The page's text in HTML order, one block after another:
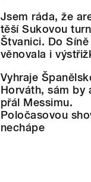
Jsem ráda, že
těší Sukovou
Štvanici. Do Síně
věnovala i
Vyhraje
Horváth, sám by
přál Messimu.
Poločasovou
nechápe